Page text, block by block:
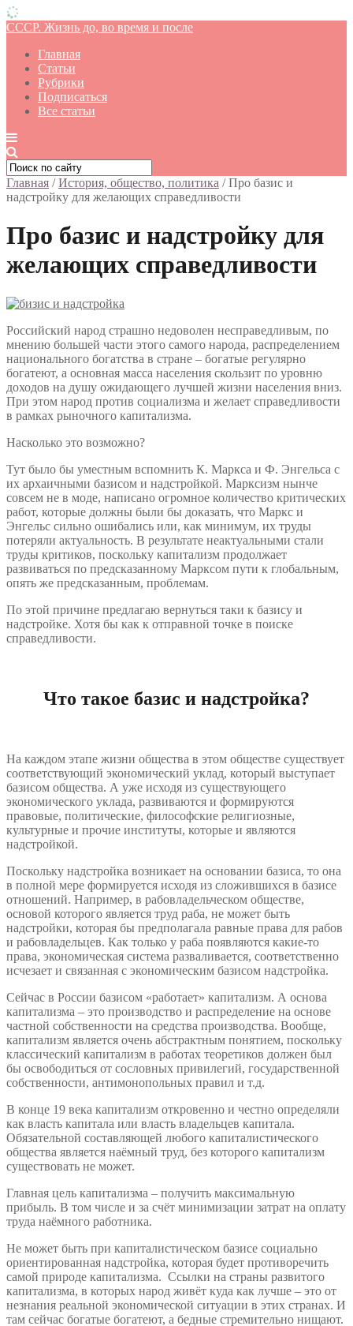
СССР. Жизнь до, во время и после
Главная
Статьи
Рубрики
Подписаться
Все статьи
Главная /История, общество, политика /Про базис и
надстройку для желающих справедливости
Про базис и надстройку для
желающих справедливости
Российский народ страшно недоволен несправедливым, по
мнению большей части этого самого народа, распределением
национального богатства в стране – богатые регулярно
богатеют, а основная масса населения скользит по уровню
доходов на душу ожидающего лучшей жизни населения вниз.
При этом народ против социализма и желает справедливости
в рамках рыночного капитализма.
Насколько это возможно?
Тут было бы уместным вспомнить К. Маркса и Ф. Энгельса с
их архаичными базисом и надстройкой. Марксизм нынче
совсем не в моде, написано огромное количество критических
работ, которые должны были бы доказать, что Маркс и
Энгельс сильно ошибались или, как минимум, их труды
потеряли актуальность. В результате неактуальными стали
труды критиков, поскольку капитализм продолжает
развиваться по предсказанному Марксом пути к глобальным,
опять же предсказанным, проблемам.
По этой причине предлагаю вернуться таки к базису и
надстройке. Хотя бы как к отправной точке в поиске
справедливости.
Что такое базис и надстройка?
На каждом этапе жизни общества в этом обществе существует
соответствующий экономический уклад, который выступает
базисом общества. А уже исходя из существующего
экономического уклада, развиваются и формируются
правовые, политические, философские религиозные,
культурные и прочие институты, которые и являются
надстройкой.
Поскольку надстройка возникает на основании базиса, то она
в полной мере формируется исходя из сложившихся в базисе
отношений. Например, в рабовладельческом обществе,
основой которого является труд раба, не может быть
надстройки, которая бы предполагала равные права для рабов
и рабовладельцев. Как только у раба появляются какие-то
права, экономическая система разваливается, соответственно
исчезает и связанная с экономическим базисом надстройка.
Сейчас в России базисом «работает» капитализм. А основа
капитализма – это производство и распределение на основе
частной собственности на средства производства. Вообще,
капитализм является очень абстрактным понятием, поскольку
классический капитализм в работах теоретиков должен был
бы освободиться от сословных привилегий, государственной
собственности, антимонопольных правил и т.д.
В конце 19 века капитализм откровенно и честно определяли
как власть капитала или власть владельцев капитала.
Обязательной составляющей любого капиталистического
общества является наёмный труд, без которого капитализм
существовать не может.
Главная цель капитализма – получить максимальную
прибыль. В том числе и за счёт минимизации затрат на оплату
труда наёмного работника.
Не может быть при капиталистическом базисе социально
ориентированная надстройка, которая будет противоречить
самой природе капитализма. Ссылки на страны развитого
капитализма, в которых народ живёт куда как лучше – это от
незнания реальной экономической ситуации в этих странах. И
там сейчас богатые богатеют, а бедные стремительно нищают.